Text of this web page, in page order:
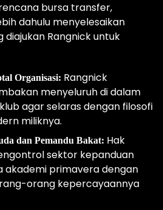
bursa transfer,
dahulu menyelesaikan
Rangnick untuk
Organisasi: Rangnick
menyeluruh di dalam
agar selaras dengan filosofi
miliknya.
dan Pemandu Bakat: Hak
sektor kepanduan
akademi primavera dengan
orang kepercayaannya